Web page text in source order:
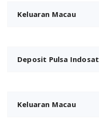
Keluaran Macau
Deposit Pulsa Indosat
Keluaran Macau